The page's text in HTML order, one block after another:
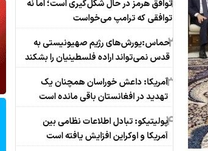
1توافق هرمز در حال شکل‌گیری است؛ اما نه
توافقی که ترامپ می‌خواست
2حماس:یورش‌های رژیم صهیونیستی به
قدس نمی‌تواند اراده فلسطینیان را بشکند
3آمریکا: داعش خوراسان همچنان یک
تهدید در افغانستان باقی مانده است
4پولیتیکو: تبادل اطلاعات نظامی بین
آمریکا و اوکراین افزایش یافته است